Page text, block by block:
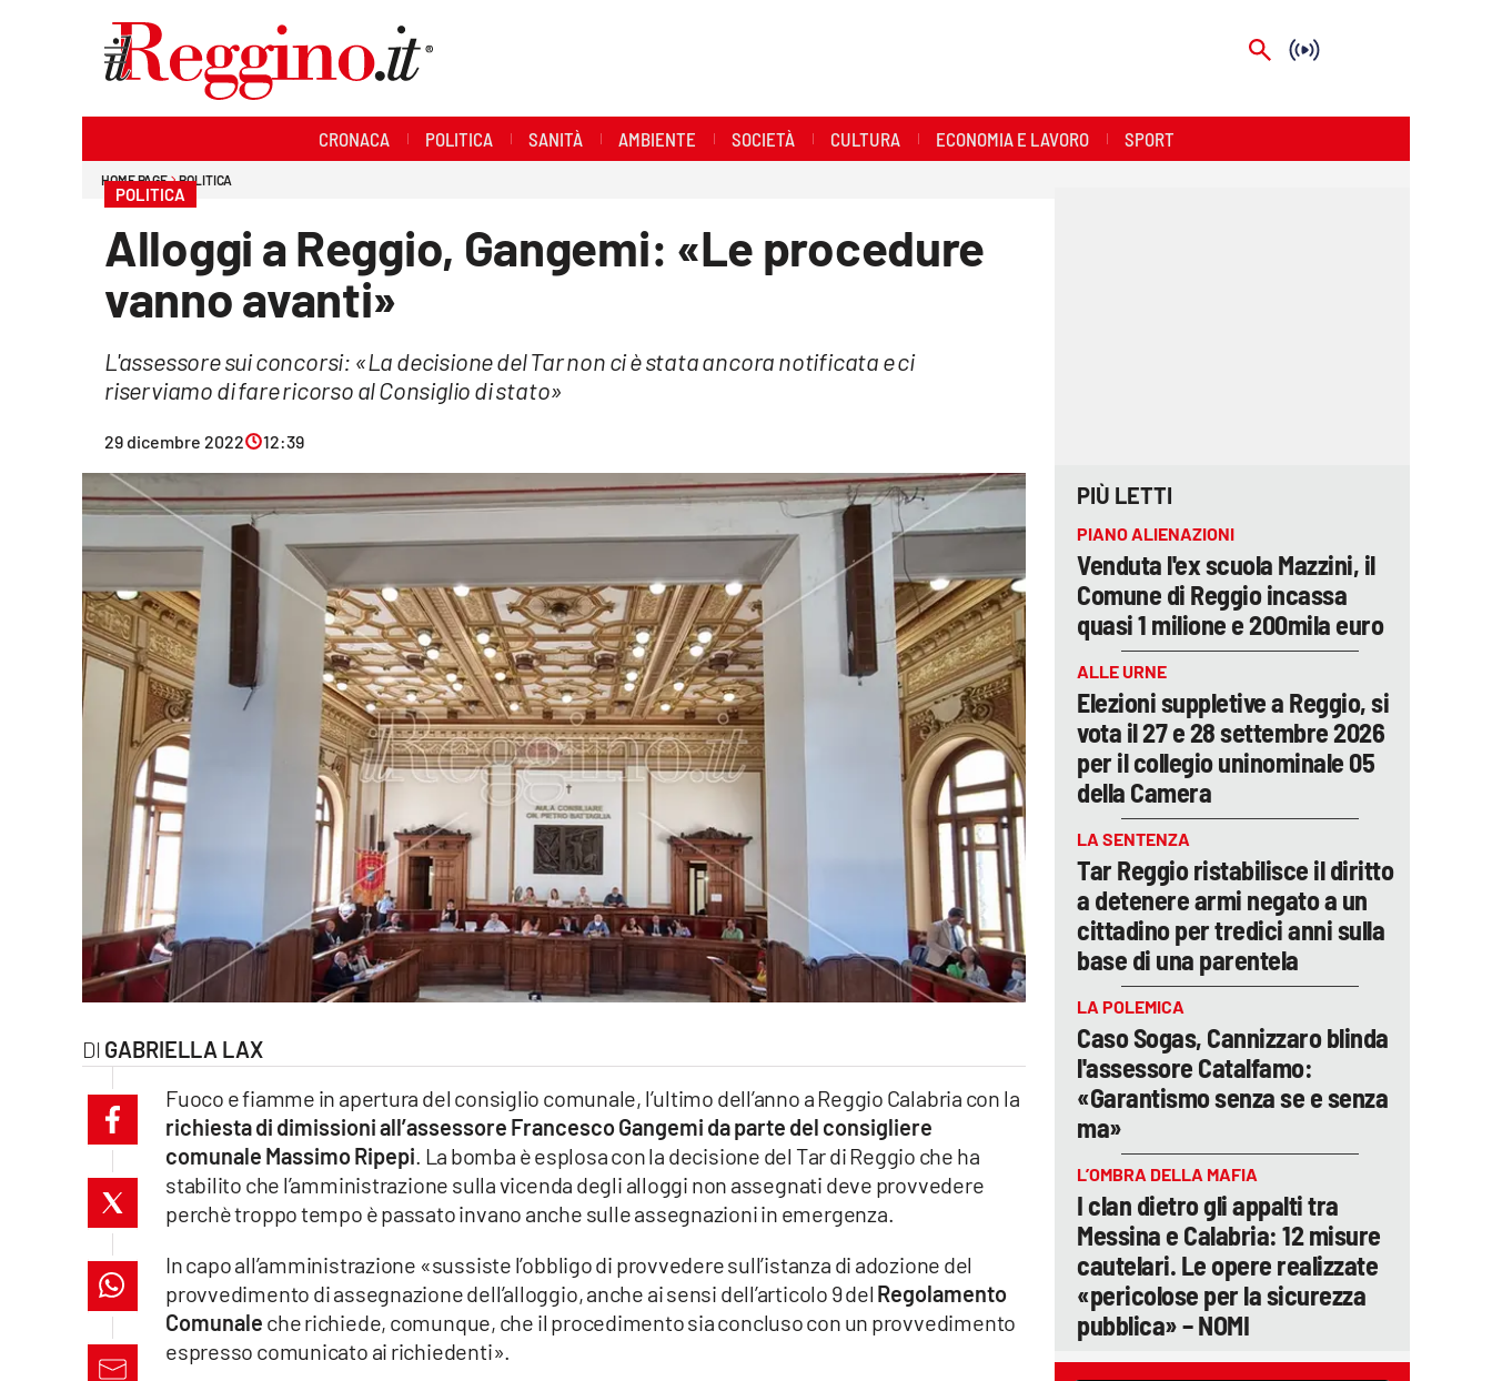
Streaming
cosenzachannel.it
catanzarochannel.it
lacapitalenews.it
CRONACA POLITICA SANITÀ AMBIENTE SOCIETÀ CULTURA ECONOMIA E LAVORO SPORT
HOME PAGE POLITICA
POLITICA
Alloggi a Reggio, Gangemi: «Le procedure
vanno avanti»
L'assessore sui concorsi: «La decisione del Tar non ci è stata ancora notificata e ci
riserviamo di fare ricorso al Consiglio di stato»
29 dicembre 2022 12:39
GABRIELLA LAX
Fuoco e fiamme in apertura del consiglio comunale, l’ultimo dell’anno a Reggio Calabria con la
richiesta di dimissioni all’assessore Francesco Gangemi da parte del consigliere
comunale Massimo Ripepi. La bomba è esplosa con la decisione del Tar di Reggio che ha
stabilito che l’amministrazione sulla vicenda degli alloggi non assegnati deve provvedere
perchè troppo tempo è passato invano anche sulle assegnazioni in emergenza.
In capo all’amministrazione «sussiste l’obbligo di provvedere sull’istanza di adozione del
provvedimento di assegnazione dell’alloggio, anche ai sensi dell’articolo 9 del Regolamento
Comunale che richiede, comunque, che il procedimento sia concluso con un provvedimento
espresso comunicato ai richiedenti».
PIÙ LETTI
PIANO ALIENAZIONI
Venduta l'ex scuola Mazzini, il
Comune di Reggio incassa
quasi 1 milione e 200mila euro
ALLE URNE
Elezioni suppletive a Reggio, si
vota il 27 e 28 settembre 2026
per il collegio uninominale 05
della Camera
LA SENTENZA
Tar Reggio ristabilisce il diritto
a detenere armi negato a un
cittadino per tredici anni sulla
base di una parentela
LA POLEMICA
Caso Sogas, Cannizzaro blinda
l'assessore Catalfamo:
«Garantismo senza se e senza
ma»
L’OMBRA DELLA MAFIA
I clan dietro gli appalti tra
Messina e Calabria: 12 misure
cautelari. Le opere realizzate
«pericolose per la sicurezza
pubblica» – NOMI